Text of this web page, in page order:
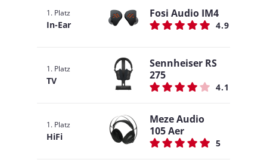
1. Platz
In-Ear
Fosi Audio IM4
4.9
1. Platz
TV
Sennheiser RS
275
4.1
1. Platz
HiFi
Meze Audio
105 Aer
5